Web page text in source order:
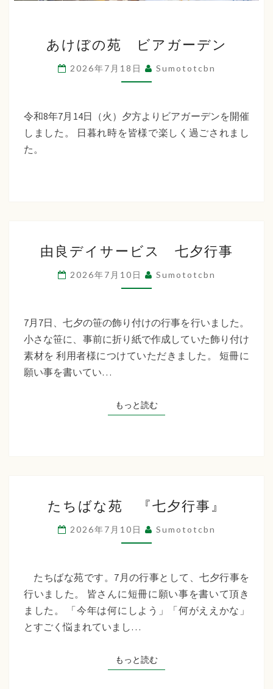
け
ぼ
の
ビ
ア
あけぼの苑 ビアガーデン
2026年7月18日 Sumototcbn
令和8年7月14日（火）夕方よりビアガーデンを開催
しました。 日暮れ時を皆様で楽しく過ごされまし
た。
良
デ
イ
ー
ビ
ス
行
事
由良デイサービス 七夕行事
2026年7月10日 Sumototcbn
7月7日、七夕の笹の飾り付けの行事を行いました。
小さな笹に、事前に折り紙で作成していた飾り付け
素材を 利用者様につけていただきました。 短冊に
願い事を書いてい…
もっと読むもっと読む
ち
ば
な
『七
夕
行
たちばな苑 『七夕行事』
2026年7月10日 Sumototcbn
たちばな苑です。7月の行事として、七夕行事を
行いました。 皆さんに短冊に願い事を書いて頂き
ました。 「今年は何にしよう」「何がええかな」
とすごく悩まれていまし…
もっと読むもっと読む